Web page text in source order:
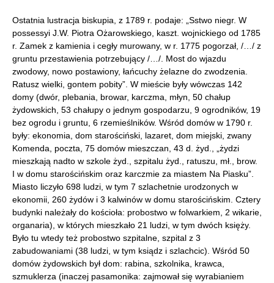
Ostatnia lustracja biskupia, z 1789 r. podaje: „Sstwo niegr. W
possessyi J.W. Piotra Ożarowskiego, kaszt. wojnickiego od 1785
r. Zamek z kamienia i cegły murowany, w r. 1775 pogorzał, /…/ z
gruntu przestawienia potrzebujący /…/. Most do wjazdu
zwodowy, nowo postawiony, łańcuchy żelazne do zwodzenia.
Ratusz wielki, gontem pobity”. W mieście były wówczas 142
domy (dwór, plebania, browar, karczma, młyn, 50 chałup
żydowskich, 53 chałupy o jednym gospodarzu, 9 ogrodników, 19
bez ogrodu i gruntu, 6 rzemieślników. Wśród domów w 1790 r.
były: ekonomia, dom starościński, lazaret, dom miejski, zwany
Komenda, poczta, 75 domów mieszczan, 43 d. żyd., „żydzi
mieszkają nadto w szkole żyd., szpitalu żyd., ratuszu, mł., brow.
I w domu starościńskim oraz karczmie za miastem Na Piasku”.
Miasto liczyło 698 ludzi, w tym 7 szlachetnie urodzonych w
ekonomii, 260 żydów i 3 kalwinów w domu starościńskim. Cztery
budynki należały do kościoła: probostwo w folwarkiem, 2 wikarie,
organaria), w których mieszkało 21 ludzi, w tym dwóch księży.
Było tu wtedy też probostwo szpitalne, szpital z 3
zabudowaniami (38 ludzi, w tym ksiądz i szlachcic). Wśród 50
domów żydowskich był dom: rabina, szkolnika, krawca,
szmuklerza (inaczej pasamonika: zajmował się wyrabianiem